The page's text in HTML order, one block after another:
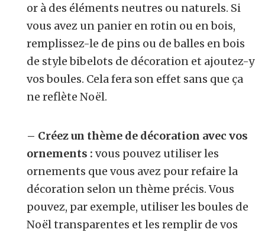
or à des éléments neutres ou naturels. Si
vous avez un panier en rotin ou en bois,
remplissez-le de pins ou de balles en bois
de style bibelots de décoration et ajoutez-y
vos boules. Cela fera son effet sans que ça
ne reflète Noël.
– Créez un thème de décoration avec vos
ornements : vous pouvez utiliser les
ornements que vous avez pour refaire la
décoration selon un thème précis. Vous
pouvez, par exemple, utiliser les boules de
Noël transparentes et les remplir de vos